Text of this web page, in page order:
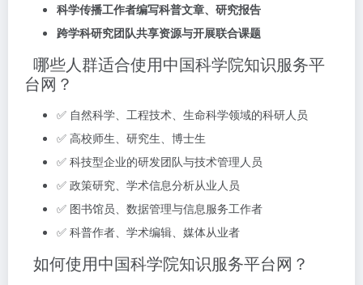
科学传播工作者编写科普文章、研究报告
跨学科研究团队共享资源与开展联合课题
哪些人群适合使用中国科学院知识服务平
台网？
✅ 自然科学、工程技术、生命科学领域的科研人员
✅ 高校师生、研究生、博士生
✅ 科技型企业的研发团队与技术管理人员
✅ 政策研究、学术信息分析从业人员
✅ 图书馆员、数据管理与信息服务工作者
✅ 科普作者、学术编辑、媒体从业者
如何使用中国科学院知识服务平台网？